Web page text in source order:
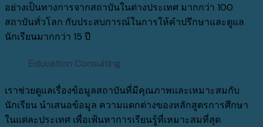
อย่างเป็นทางการจากสถาบันในต่างประเทศ มากกว่า 100
สถาบันทั่วโลก กับประสบการณ์ในการให้คำปรึกษาและดูแล
นักเรียนมากกว่า 15 ปี
Education Consulting
เราช่วยดูแลเรื่องข้อมูลสถาบันที่มีคุณภาพและเหมาะสมกับ
นักเรียน นำเสนอข้อมูล ความแตกต่างของหลักสูตรการศึกษา
ในแต่ละประเทศ เพื่อเฟ้นหาการเรียนรู้ที่เหมาะสมที่สุด